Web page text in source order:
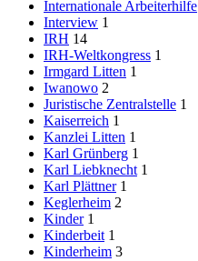
Internationale Arbeiterhilfe
Interview 1
IRH 14
IRH-Weltkongress 1
Irmgard Litten 1
Iwanowo 2
Juristische Zentralstelle 1
Kaiserreich 1
Kanzlei Litten 1
Karl Grünberg 1
Karl Liebknecht 1
Karl Plättner 1
Keglerheim 2
Kinder 1
Kinderbeit 1
Kinderheim 3